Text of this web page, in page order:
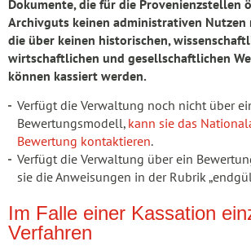
Dokumente, die für die Provenienzstellen
Archivguts keinen administrativen Nutzen
die über keinen historischen,
wirtschaftlichen und gesellschaftlichen
können kassiert werden.
Verfügt die Verwaltung noch nicht über
Bewertungsmodell, kann sie das
Bewertung kontaktieren.
Verfügt die Verwaltung über ein
sie die Anweisungen in der Rubrik
Im Falle einer Kassation
Verfahren